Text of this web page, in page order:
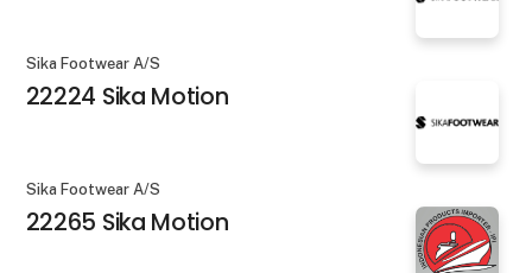
Sika Footwear A/S
22224 Sika Motion
Sika Footwear A/S
22265 Sika Motion